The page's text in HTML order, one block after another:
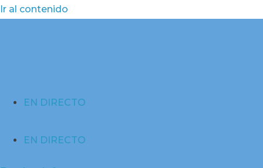
Ir al contenido
EN DIRECTO
EN DIRECTO